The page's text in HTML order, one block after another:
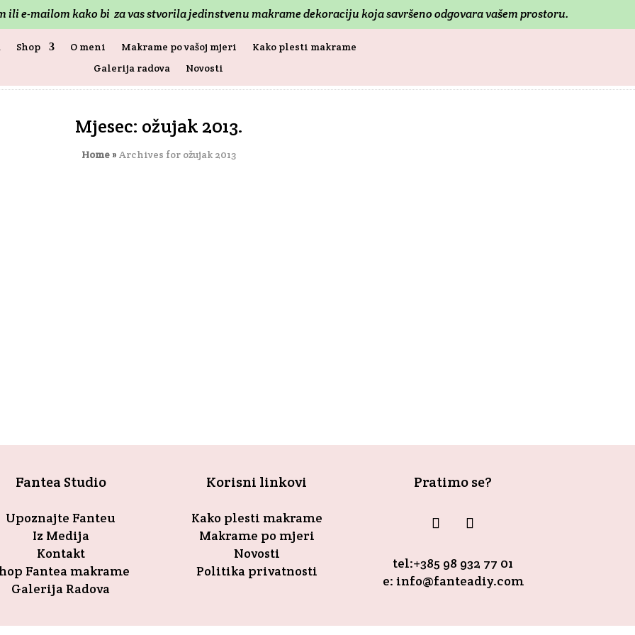
ili e-mailom kako bi za vas stvorila jedinstvenu makrame dekoraciju koja savršeno odgovara vašem prostoru.
Shop O meni Makrame po vašoj mjeri
Kako plesti makrame
Galerija radova
Novosti
Mjesec: ožujak 2013.
Home » Archives for ožujak 2013
Fantea Studio
Upoznajte Fanteu
Iz Medija
Kontakt
Fantea makrame
Galerija Radova
Korisni linkovi
Kako plesti makrame
Makrame po mjeri
Novosti
Politika privatnosti
Pratimo se?
tel:+385 98 932 77 01
e: info@fanteadiy.com